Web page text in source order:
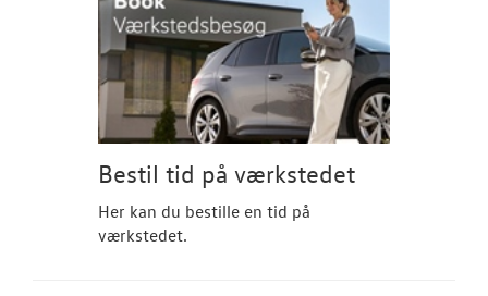
Bestil tid på værkstedet
Her kan du bestille en tid på
værkstedet.